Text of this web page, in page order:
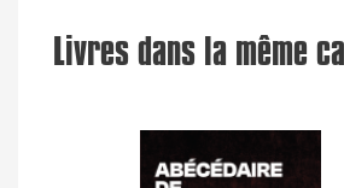
Livres dans la même